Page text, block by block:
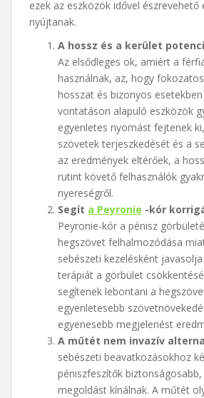
ezek az eszközök idővel észrevehető
nyújtanak.
A hossz és a kerület
Az elsődleges ok, amiért a
használnak, az, hogy
hosszat és bizonyos
vontatáson alapuló eszközök
egyenletes nyomást fejtenek
szövetek terjeszkedését és a
az eredmények eltérőek, a
rutint követő felhasználók
nyereségről.
Segít a Peyronie -kór
Peyronie-kór a pénisz
hegszövet felhalmozódása
sebészeti kezelésként
terápiát a görbület
segítenek lebontani a
egyenletesebb
egyenesebb megjelenést
A műtét nem invazív
sebészeti beavatkozásokhoz
péniszfeszítők
megoldást kínálnak. A műtét